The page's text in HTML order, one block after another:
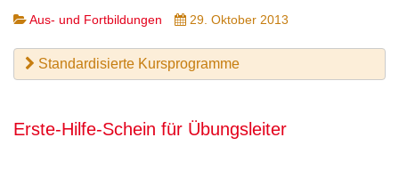
Aus- und Fortbildungen 29. Oktober 2013
Standardisierte Kursprogramme
Erste-Hilfe-Schein für Übungsleiter